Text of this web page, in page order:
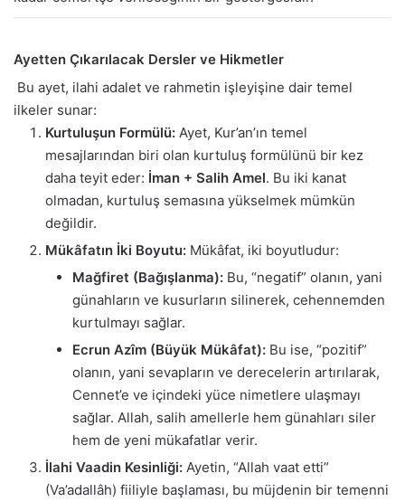
Ayetten Çıkarılacak Dersler ve Hikmetler
Bu ayet, ilahi adalet ve rahmetin işleyişine dair temel
ilkeler sunar:
Kurtuluşun Formülü: Ayet, Kur’an’ın temel
mesajlarından biri olan kurtuluş formülünü bir kez
daha teyit eder: İman + Salih Amel. Bu iki kanat
olmadan, kurtuluş semasına yükselmek mümkün
değildir.
Mükâfatın İki Boyutu: Mükâfat, iki boyutludur:
Mağfiret (Bağışlanma): Bu, “negatif” olanın, yani
günahların ve kusurların silinerek, cehennemden
kurtulmayı sağlar.
Ecrun Azîm (Büyük Mükâfat): Bu ise, “pozitif”
olanın, yani sevapların ve derecelerin artırılarak,
Cennet’e ve içindeki yüce nimetlere ulaşmayı
sağlar. Allah, salih amellerle hem günahları siler
hem de yeni mükafatlar verir.
İlahi Vaadin Kesinliği: Ayetin, “Allah vaat etti”
(Va’adallâh) fiiliyle başlaması, bu müjdenin bir temenni